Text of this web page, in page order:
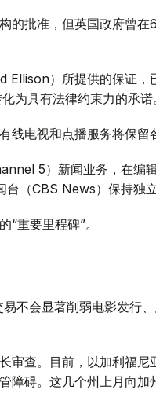
的批准，但英国政府曾
Ellison）所提供的保证，
为具有法律约束力的承诺
电视和点播服务将保留
5）新闻业务，在编
（CBS News）保持独立
重要里程碑”。
不会显著削弱电影发行
审查。目前，以加利福
障碍。这几个州上月向加